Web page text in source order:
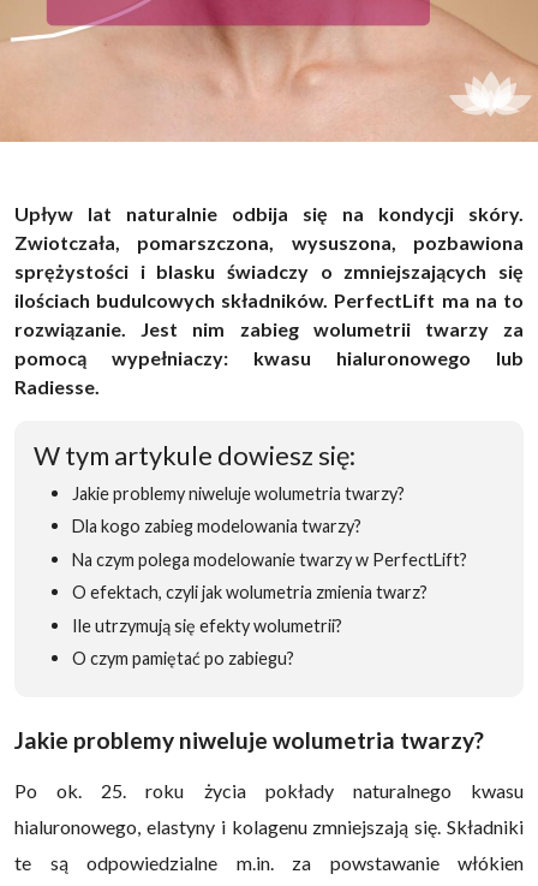
Upływ lat naturalnie odbija się na kondycji skóry.
Zwiotczała, pomarszczona, wysuszona, pozbawiona
sprężystości i blasku świadczy o zmniejszających się
ilościach budulcowych składników. PerfectLift ma na to
rozwiązanie. Jest nim zabieg wolumetrii twarzy za
pomocą wypełniaczy: kwasu hialuronowego lub
Radiesse.
W tym artykule dowiesz się:
Jakie problemy niweluje wolumetria twarzy?
Dla kogo zabieg modelowania twarzy?
Na czym polega modelowanie twarzy w PerfectLift?
O efektach, czyli jak wolumetria zmienia twarz?
Ile utrzymują się efekty wolumetrii?
O czym pamiętać po zabiegu?
Jakie problemy niweluje wolumetria twarzy?
Po ok. 25. roku życia pokłady naturalnego kwasu
hialuronowego, elastyny i kolagenu zmniejszają się. Składniki
te są odpowiedzialne m.in. za powstawanie włókien